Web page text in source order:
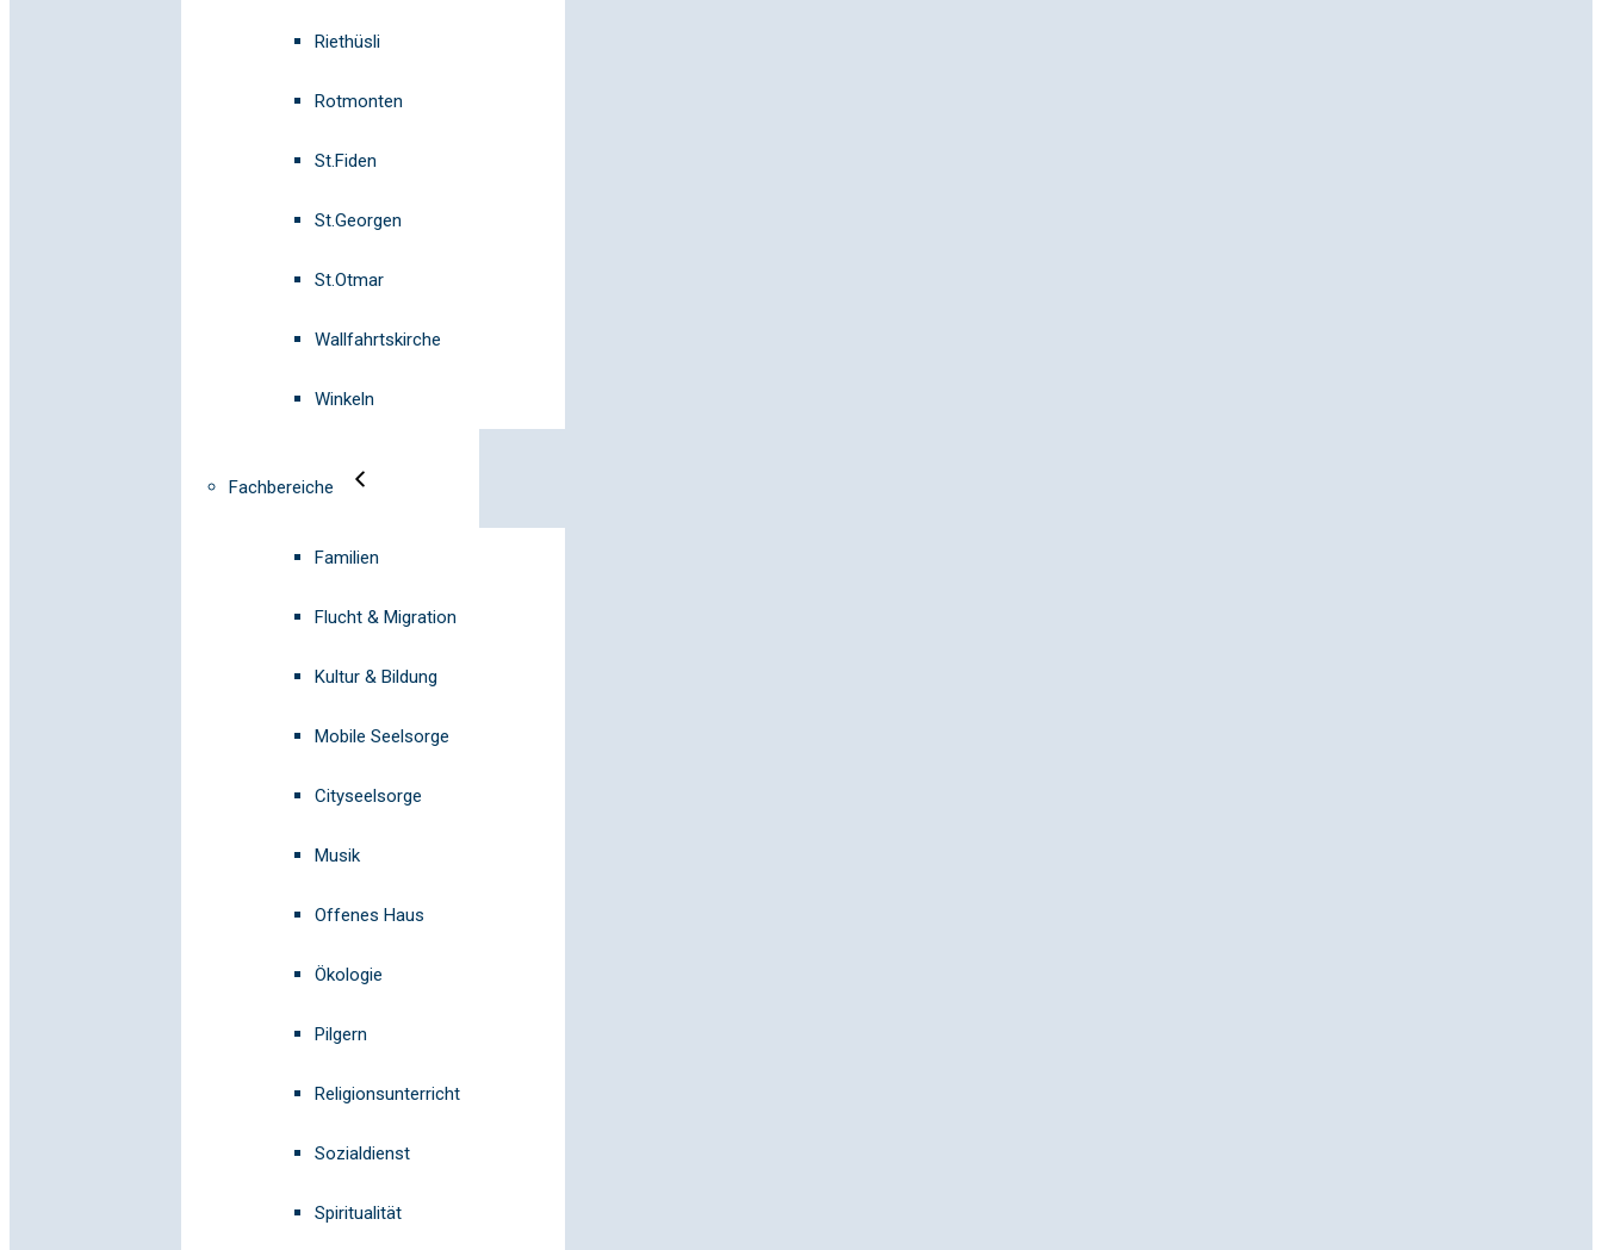
Riethüsli
Rotmonten
St.Fiden
St.Georgen
St.Otmar
Wallfahrtskirche
Winkeln
Fachbereiche
Familien
Flucht & Migration
Kultur & Bildung
Mobile Seelsorge
Cityseelsorge
Musik
Offenes Haus
Ökologie
Pilgern
Religionsunterricht
Sozialdienst
Spiritualität